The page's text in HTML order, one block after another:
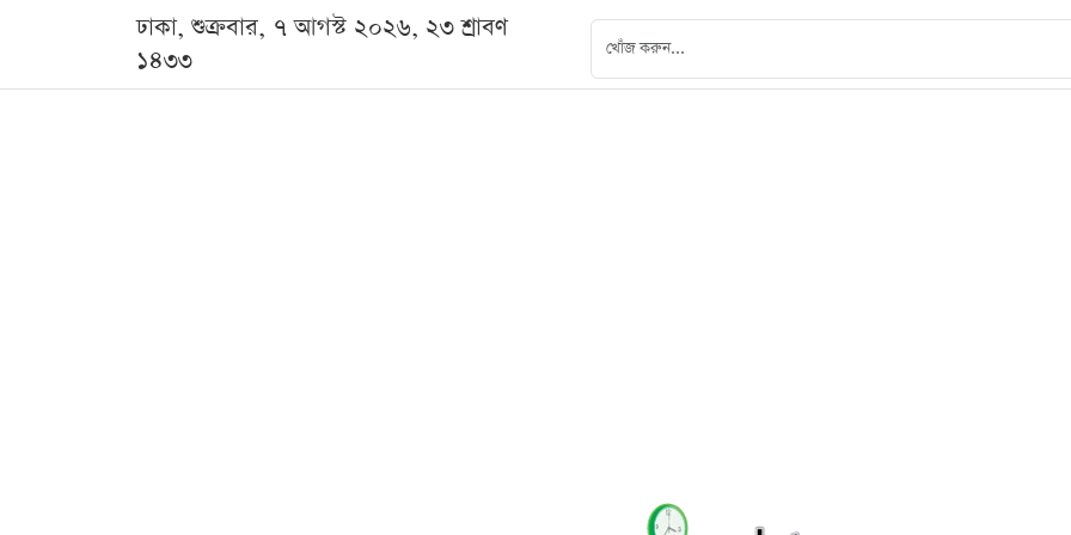
ঢাকা, শুক্রবার, ৭ আগস্ট ২০২৬, ২৩ শ্রাবণ
১৪৩৩